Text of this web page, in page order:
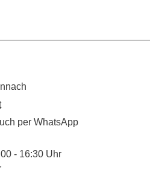
per WhatsApp
- 16:30 Uhr